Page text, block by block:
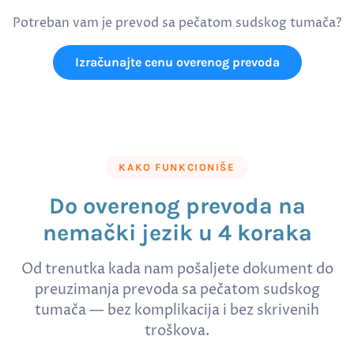
Potreban vam je prevod sa pečatom sudskog tumača?
Izračunajte cenu overenog prevoda
KAKO FUNKCIONIŠE
Do overenog prevoda na
nemački jezik u 4 koraka
Od trenutka kada nam pošaljete dokument do
preuzimanja prevoda sa pečatom sudskog
tumača — bez komplikacija i bez skrivenih
troškova.